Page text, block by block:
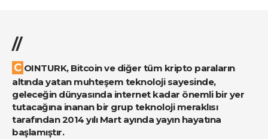
//
COINTURK, Bitcoin ve diğer tüm kripto paraların
altında yatan muhteşem teknoloji sayesinde,
geleceğin dünyasında internet kadar önemli bir yer
tutacağına inanan bir grup teknoloji meraklısı
tarafından 2014 yılı Mart ayında yayın hayatına
başlamıştır.